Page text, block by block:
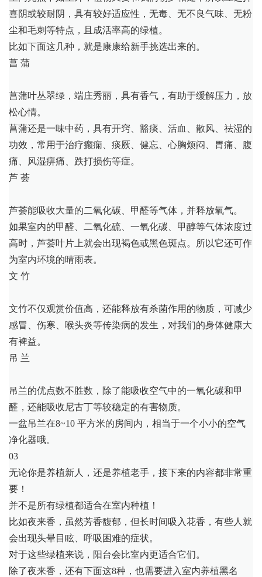
喜阴或较耐阴，具有较好适应性，无毒、无不良气味、无粉
尘和毛刺等特点，且成活率高的绿植。
比如下面这几种，就是康康给新手挑选出来的。
菖 蒲
菖蒲叶丛翠绿，端庄秀丽，具有香气，有助于缓解压力，放
松心情。
菖蒲还是一味中药，具有开窍、豁痰、活血、散风、祛湿的
功效，常用于治疗癫痫、痰厥、健忘、心胸烦闷、胃痛、腹
痛、风湿痹痛、跌打损伤等症。
芦 荟
芦荟能吸收大量的二氧化碳、甲醛等气体，并释放氧气。
如果室内的甲醛、二氧化硫、一氧化碳、甲醇等气体浓度过
高时，芦荟叶片上就会出现褐色或黑色斑点。所以它还可作
为室内环境的晴雨表。
文 竹
文竹不仅观赏价值高，还能释放有杀菌作用的物质，可减少
感冒、伤寒、喉头炎等传染病的发生，对我们的身体健康大
有裨益。
吊 兰
吊兰的优点数不胜数，除了能吸收空气中的一氧化碳和甲
醛，还能吸收尼古丁等较稳定的有害物质。
一盆吊兰在8~10 平方米的房间内，相当于一个小小的空气
净化器哦。
03
无论你是养植新人，还是养植老手，接下来的内容都非常重
要！
并不是所有绿植都适合在室内种植！
比如夜来香，虽然芳香馥郁，但长时间吸入花香，有些人就
会出现头晕目眩、呼吸困难的症状。
对于这些绿植来说，阳台会比室内更适合它们。
除了夜来香，还有下面这8种，也需要进入室内养植黑名